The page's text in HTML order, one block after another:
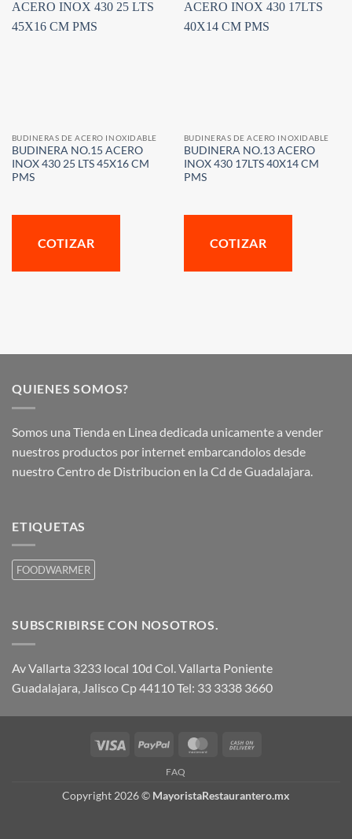
BUDINERAS DE ACERO INOXIDABLE
BUDINERA NO.15 ACERO
INOX 430 25 LTS 45X16 CM
PMS
COTIZAR
BUDINERAS DE ACERO INOXIDABLE
BUDINERA NO.13 ACERO
INOX 430 17LTS 40X14 CM
PMS
COTIZAR
QUIENES SOMOS?
Somos una Tienda en Linea dedicada unicamente a vender
nuestros productos por internet embarcandolos desde
nuestro Centro de Distribucion en la Cd de Guadalajara.
ETIQUETAS
FOODWARMER
SUBSCRIBIRSE CON NOSOTROS.
Av Vallarta 3233 local 10d Col. Vallarta Poniente
Guadalajara, Jalisco Cp 44110 Tel: 33 3338 3660
Visa PayPal MasterCard
FAQ
Copyright 2026 © MayoristaRestaurantero.mx